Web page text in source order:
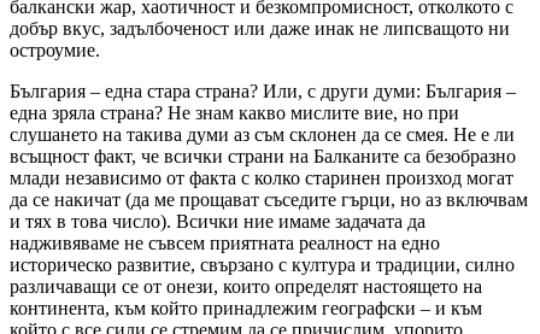
балкански жар, хаотичност и безкомпромисност, отколкото с
добър вкус, задълбоченост или даже инак не липсващото ни
остроумие.
България – една стара страна? Или, с други думи: България –
една зряла страна? Не знам какво мислите вие, но при
слушането на такива думи аз съм склонен да се смея. Не е ли
всъщност факт, че всички страни на Балканите са безобразно
млади независимо от факта с колко старинен произход могат
да се накичат (да ме прощават съседите гърци, но аз включвам
и тях в това число). Всички ние имаме задачата да
надживяваме не съвсем приятната реалност на едно
историческо развитие, свързано с култура и традиции, силно
различаващи се от онези, които определят настоящето на
континента, към който принадлежим географски – и към